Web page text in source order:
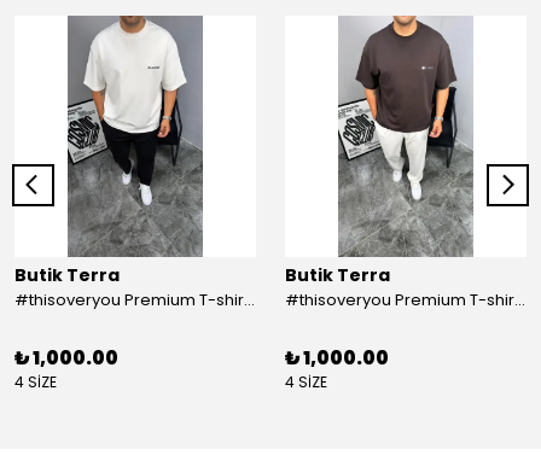
Butik Terra
#thisoveryou Premium T-shirt Beyaz
₺ 1,000.00
4 SİZE
Butik Terra
#thisoveryou Premium T-shirt Kahve
₺ 1,000.00
4 SİZE